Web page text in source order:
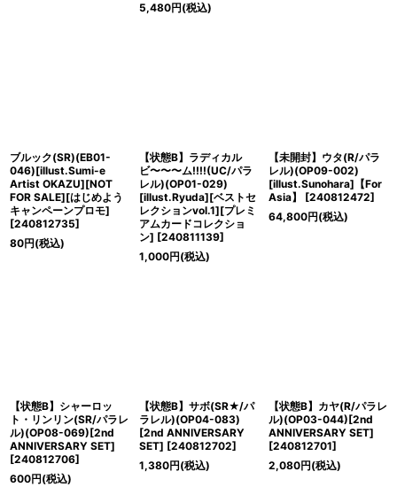
5,480円(税込)
ブルック(SR)(EB01-
046)[illust.Sumi-e
Artist OKAZU][NOT
FOR SALE][はじめよう
キャンペーンプロモ]
[240812735]
80円(税込)
【状態B】ラディカル
ビ〜〜〜ム!!!!(UC/パラ
レル)(OP01-029)
[illust.Ryuda][ベストセ
レクションvol.1][プレミ
アムカードコレクショ
ン] [240811139]
1,000円(税込)
【未開封】ウタ(R/パラ
レル)(OP09-002)
[illust.Sunohara]【For
Asia】
[240812472]
64,800円(税込)
【状態B】シャーロッ
ト・リンリン(SR/パラレ
ル)(OP08-069)[2nd
ANNIVERSARY SET]
[240812706]
600円(税込)
【状態B】サボ(SR★/パ
ラレル)(OP04-083)
[2nd ANNIVERSARY
SET] [240812702]
1,380円(税込)
【状態B】カヤ(R/パラレ
ル)(OP03-044)[2nd
ANNIVERSARY SET]
[240812701]
2,080円(税込)